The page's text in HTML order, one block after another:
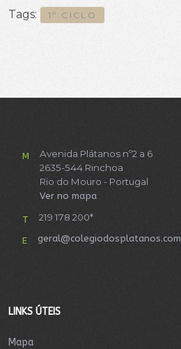
Tags: 1º CICLO
M
Avenida Plátanos nº2 a 6
2635-544 Rinchoa
Rio do Mouro - Portugal
Ver no mapa
T 219 178 200*
E geral@colegiodosplatanos.com
LINKS ÚTEIS
Mapa